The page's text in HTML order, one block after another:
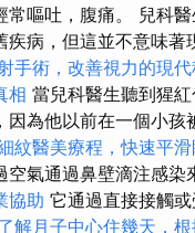
常嘔吐，腹痛。 兒科
疾病，但這並不意味著
手術，改善視力的現
相 當兒科醫生聽到猩
因為他以前在一個小孩
紋醫美療程，快速平
空氣通過鼻壁滴注感染
協助 它通過直接接觸
解月子中心住幾天，